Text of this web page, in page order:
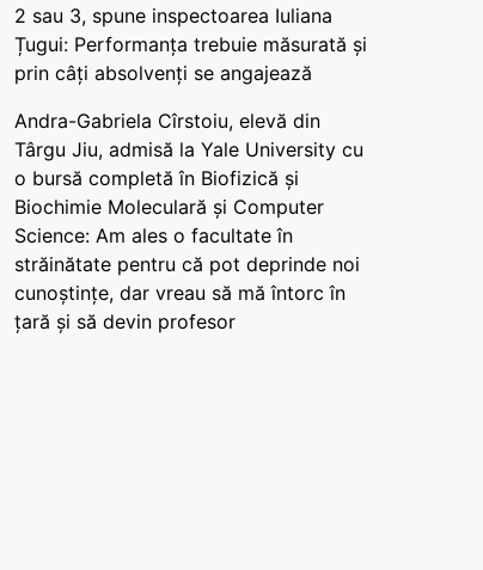
2 sau 3, spune inspectoarea Iuliana
Țugui: Performanța trebuie măsurată și
prin câți absolvenți se angajează
Andra-Gabriela Cîrstoiu, elevă din
Târgu Jiu, admisă la Yale University cu
o bursă completă în Biofizică și
Biochimie Moleculară și Computer
Science: Am ales o facultate în
străinătate pentru că pot deprinde noi
cunoștințe, dar vreau să mă întorc în
țară și să devin profesor